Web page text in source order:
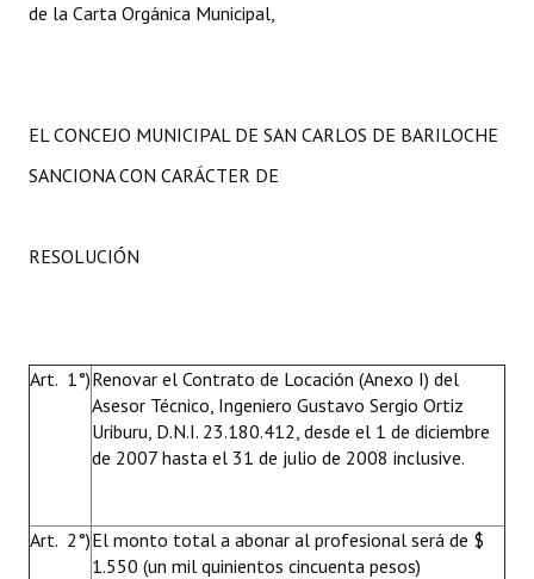
de la Carta Orgánica Municipal,
EL CONCEJO MUNICIPAL DE SAN CARLOS DE BARILOCHE
SANCIONA CON CARÁCTER DE
RESOLUCIÓN
Art. 1°)Renovar el Contrato de Locación (Anexo I) del
Asesor Técnico, Ingeniero Gustavo Sergio Ortiz
Uriburu, D.N.I. 23.180.412, desde el 1 de diciembre
de 2007 hasta el 31 de julio de 2008 inclusive.
Art. 2°)El monto total a abonar al profesional será de $
1.550 (un mil quinientos cincuenta pesos)